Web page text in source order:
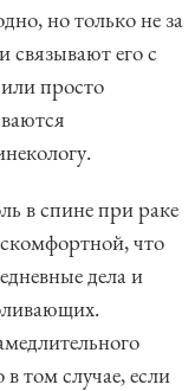
но только не за
его с
просто
в спине при раке
что
дела и
том случае, если